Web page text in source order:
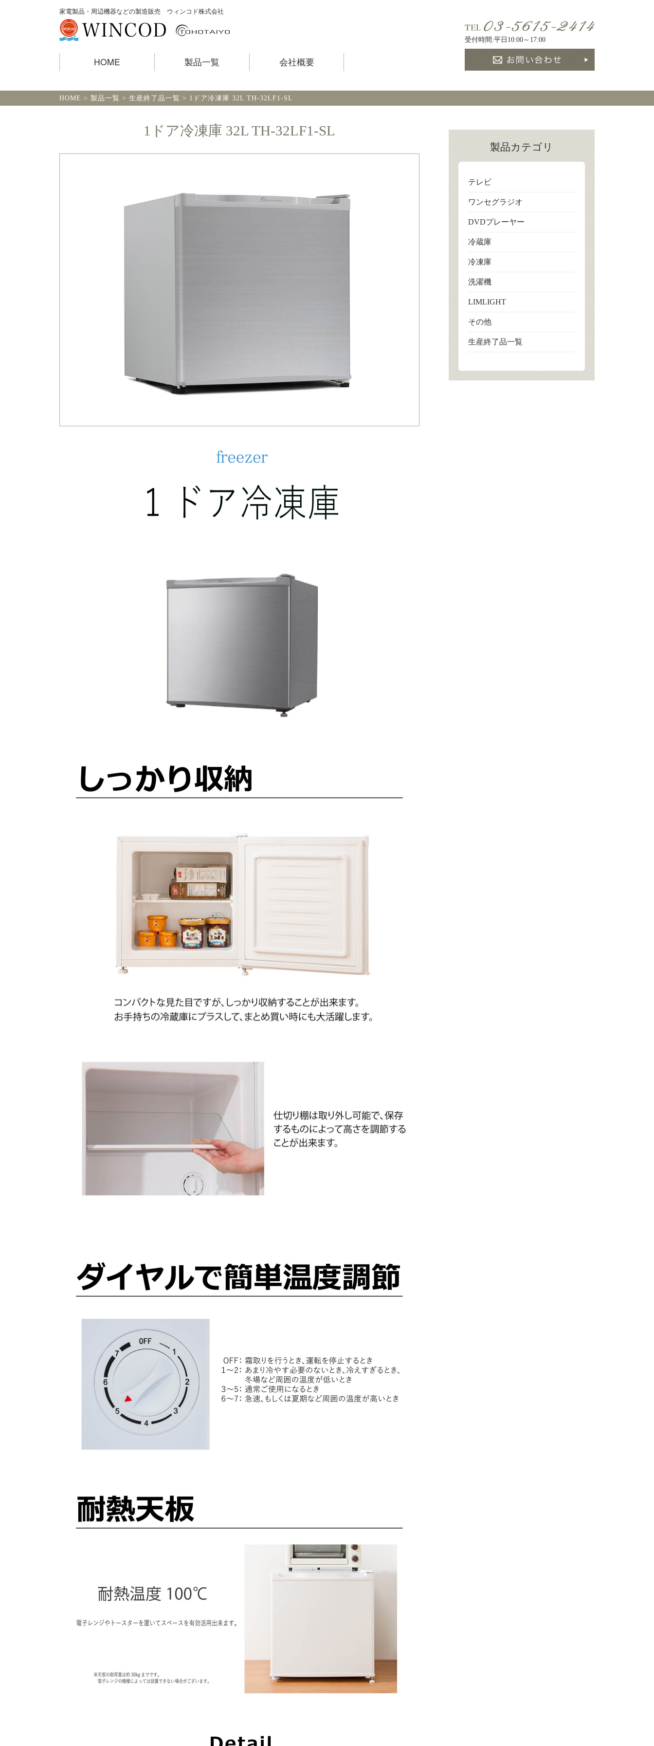
家電製品・周辺機器などの製造販売 ウィンコド株式会社
HOME 製品一覧 会社概要
受付時間:平日10:00～17:00
HOME > 製品一覧 > 生産終了品一覧 > 1ドア冷凍庫 32L TH-32LF1-SL
1ドア冷凍庫 32L TH-32LF1-SL
製品カテゴリ
テレビ
ワンセグラジオ
DVDプレーヤー
冷蔵庫
冷凍庫
洗濯機
LIMLIGHT
その他
生産終了品一覧